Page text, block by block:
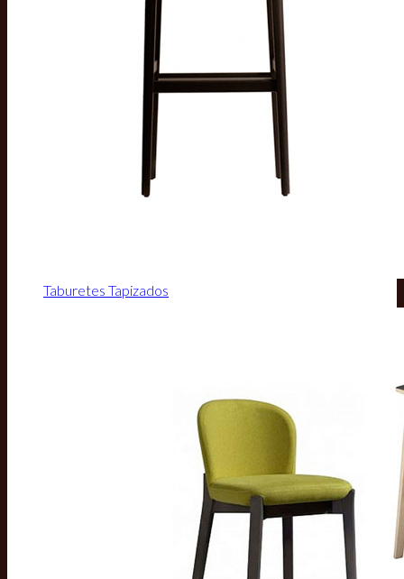
Taburetes Tapizados